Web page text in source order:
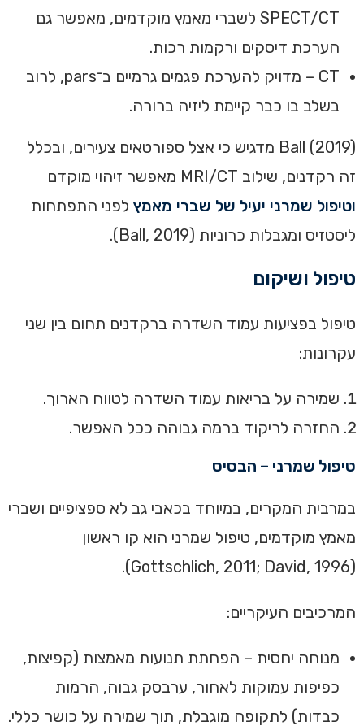
SPECT/CT לשברי מאמץ מוקדמים, מאפשר גם
הערכת דיסקים ורקמות רכות.
CT – מדויק להערכת פגמים גרמיים ב־pars, לרוב
בשלב בו כבר קיימת ליזיה ברורה.
Ball (2019) מדגיש כי אצל ספורטאים צעירים, ובכלל
זה רקדנים, שילוב MRI/CT מאפשר זיהוי מוקדם
וטיפול שמרני יעיל של שברי מאמץ לפני התפתחות
ליסטזיס ומגבלות כרוניות (Ball, 2019).
טיפול ושיקום
טיפול בפציעות עמוד השדרה ברקדנים תחום בין שני
עקרונות:
שמירה על בריאות עמוד השדרה לטווח הארוך.
החזרה לריקוד ברמה גבוהה ככל האפשר.
טיפול שמרני – הבסיס
במרבית המקרים, במיוחד בכאבי גב לא ספציפיים ושברי
מאמץ מוקדמים, טיפול שמרני הוא קו ראשון
(Gottschlich, 2011; David, 1996).
המרכיבים העיקריים:
מנוחה יחסית – הפחתת תנועות מאמצות (קפיצות,
כפיפות עמוקות לאחור, ערבסק גבוה, הרמות
כבדות) לתקופה מוגבלת, תוך שמירה על כושר כללי.